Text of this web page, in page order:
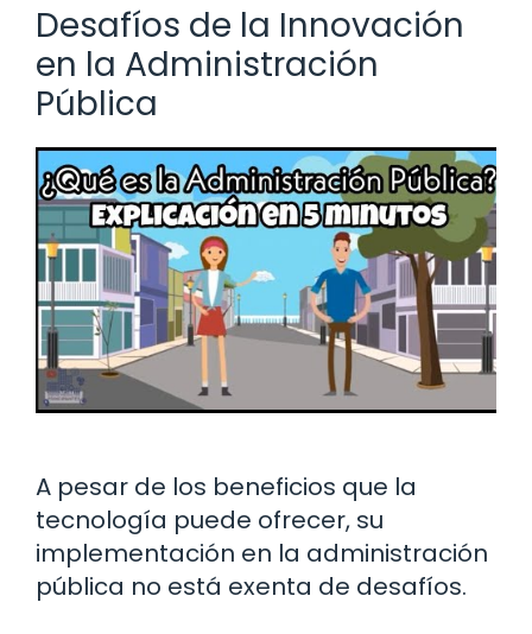
Desafíos de la Innovación
en la Administración
Pública
A pesar de los beneficios que la
tecnología puede ofrecer, su
implementación en la administración
pública no está exenta de desafíos.